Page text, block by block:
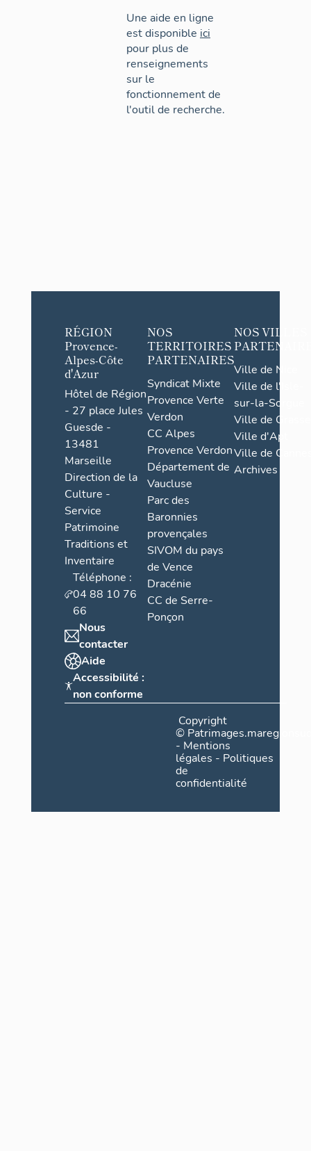
Une aide en ligne
est disponible ici
pour plus de
renseignements
sur le
fonctionnement de
l'outil de recherche.
RÉGION
Provence-
Alpes-Côte
d'Azur
Hôtel de Région
- 27 place Jules
Guesde -
13481
Marseille
Direction de la
Culture -
Service
Patrimoine
Traditions et
Inventaire
Téléphone :
04 88 10 76
66
Nous
contacter
Aide
Accessibilité :
non conforme
NOS
TERRITOIRES
PARTENAIRES
Syndicat Mixte
Provence Verte
Verdon
CC Alpes
Provence Verdon
Département de
Vaucluse
Parc des
Baronnies
provençales
SIVOM du pays
de Vence
Dracénie
CC de Serre-
Ponçon
NOS VILLES
Ville de Nice
Ville de l'Isle-
sur-la-Sorgue
Ville de Grasse
Ville d'Apt
Ville de
Archives
Copyright
©
- Mentions
légales - Politiques
de
confidentialité